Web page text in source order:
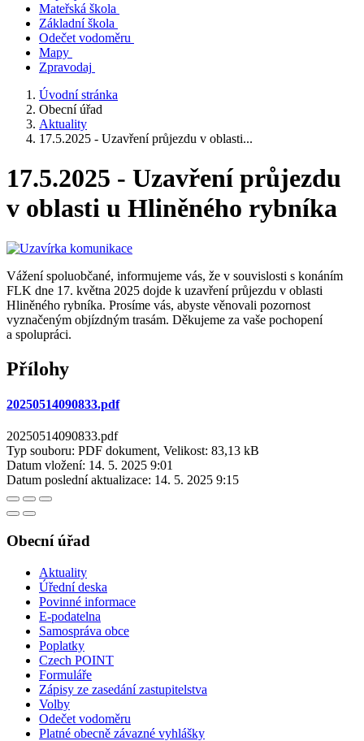
Mateřská škola
Základní škola
Odečet vodoměru
Mapy
Zpravodaj
Úvodní stránka
Obecní úřad
Aktuality
17.5.2025 - Uzavření průjezdu v oblasti...
17.5.2025 - Uzavření průjezdu
v oblasti u Hliněného rybníka
Vážení spoluobčané, informujeme vás, že v souvislosti s konáním
FLK dne 17. května 2025 dojde k uzavření průjezdu v oblasti
Hliněného rybníka. Prosíme vás, abyste věnovali pozornost
vyznačeným objízdným trasám. Děkujeme za vaše pochopení
a spolupráci.
Přílohy
20250514090833.pdf
20250514090833.pdf
Typ souboru: PDF dokument, Velikost: 83,13 kB
Datum vložení: 14. 5. 2025 9:01
Datum poslední aktualizace: 14. 5. 2025 9:15
Obecní úřad
Aktuality
Úřední deska
Povinné informace
E-podatelna
Samospráva obce
Poplatky
Czech POINT
Formuláře
Zápisy ze zasedání zastupitelstva
Volby
Odečet vodoměru
Platné obecně závazné vyhlášky